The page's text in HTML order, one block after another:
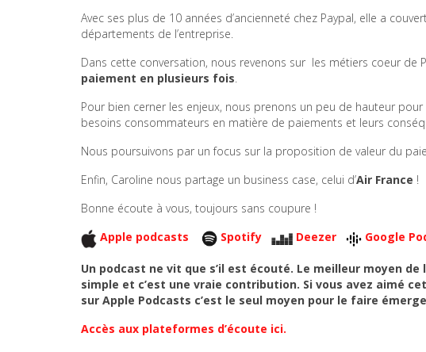
Avec ses plus de 10 années d’ancienneté chez Paypal, elle a
départements de l’entreprise.
Dans cette conversation, nous revenons sur les métiers coeur de
paiement en plusieurs fois.
Pour bien cerner les enjeux, nous prenons un peu de hauteur
besoins consommateurs en matière de paiements et leurs
Nous poursuivons par un focus sur la proposition de valeur du
Enfin, Caroline nous partage un business case, celui d’Air France !
Bonne écoute à vous, toujours sans coupure !
Apple podcasts
Spotify Deezer Google
Un podcast ne vit que s’il est écouté. Le meilleur moyen
simple et c’est une vraie contribution. Si vous avez aimé
sur Apple Podcasts c’est le seul moyen pour le faire
Accès aux plateformes d’écoute ici.